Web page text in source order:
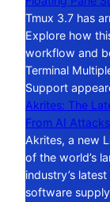
Tmux 3.7 has
Explore how
workflow and
Terminal
Support
Akrites: The
From AI
Akrites, a new
of the world’s
industry’s
software